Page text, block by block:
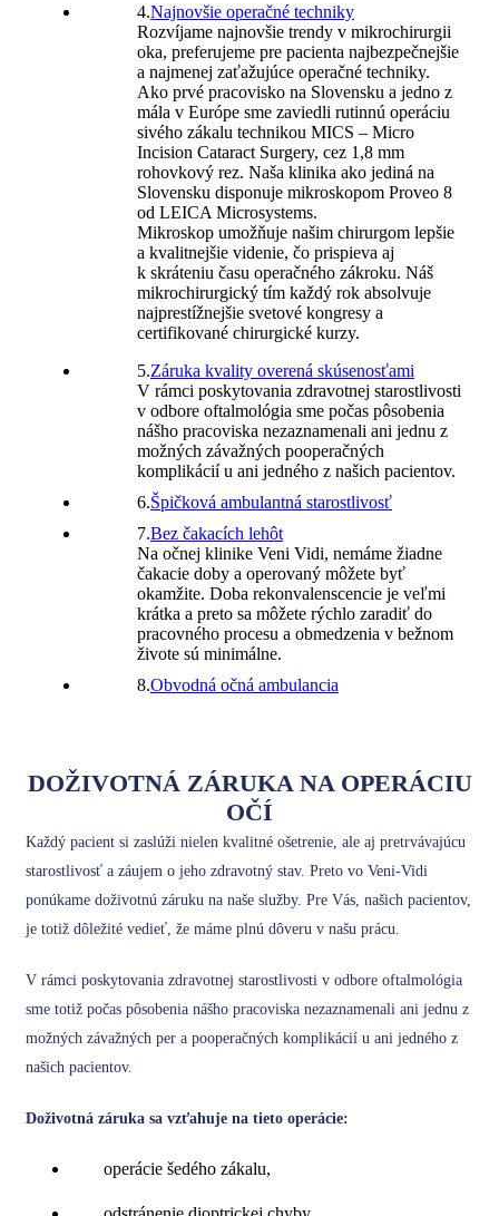
4.Najnovšie operačné techniky
Rozvíjame najnovšie trendy v mikrochirurgii
oka, preferujeme pre pacienta najbezpečnejšie
a najmenej zaťažujúce operačné techniky.
Ako prvé pracovisko na Slovensku a jedno z
mála v Európe sme zaviedli rutinnú operáciu
sivého zákalu technikou MICS – Micro
Incision Cataract Surgery, cez 1,8 mm
rohovkový rez. Naša klinika ako jediná na
Slovensku disponuje mikroskopom Proveo 8
od LEICA Microsystems.
Mikroskop umožňuje našim chirurgom lepšie
a kvalitnejšie videnie, čo prispieva aj
k skráteniu času operačného zákroku. Náš
mikrochirurgický tím každý rok absolvuje
najprestížnejšie svetové kongresy a
certifikované chirurgické kurzy.
5.Záruka kvality overená skúsenosťami
V rámci poskytovania zdravotnej starostlivosti
v odbore oftalmológia sme počas pôsobenia
nášho pracoviska nezaznamenali ani jednu z
možných závažných pooperačných
komplikácií u ani jedného z našich pacientov.
6.Špičková ambulantná starostlivosť
7.Bez čakacích lehôt
Na očnej klinike Veni Vidi, nemáme žiadne
čakacie doby a operovaný môžete byť
okamžite. Doba rekonvalenscencie je veľmi
krátka a preto sa môžete rýchlo zaradiť do
pracovného procesu a obmedzenia v bežnom
živote sú minimálne.
8.Obvodná očná ambulancia
DOŽIVOTNÁ ZÁRUKA NA OPERÁCIU
OČÍ
Každý pacient si zaslúži nielen kvalitné ošetrenie, ale aj pretrvávajúcu
starostlivosť a záujem o jeho zdravotný stav. Preto vo Veni-Vidi
ponúkame doživotnú záruku na naše služby. Pre Vás, našich pacientov,
je totiž dôležité vedieť, že máme plnú dôveru v našu prácu.
V rámci poskytovania zdravotnej starostlivosti v odbore oftalmológia
sme totiž počas pôsobenia nášho pracoviska nezaznamenali ani jednu z
možných závažných per a pooperačných komplikácií u ani jedného z
našich pacientov.
Doživotná záruka sa vzťahuje na tieto operácie:
operácie šedého zákalu,